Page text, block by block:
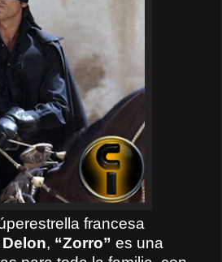
francesa
, “Zorro” es una